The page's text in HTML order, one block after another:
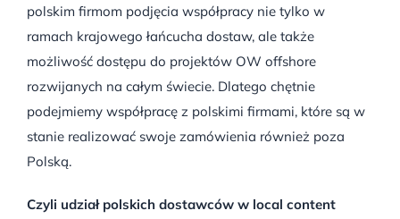
polskim firmom podjęcia współpracy nie tylko w
ramach krajowego łańcucha dostaw, ale także
możliwość dostępu do projektów OW offshore
rozwijanych na całym świecie. Dlatego chętnie
podejmiemy współpracę z polskimi firmami, które są w
stanie realizować swoje zamówienia również poza
Polską.
Czyli udział polskich dostawców w local content